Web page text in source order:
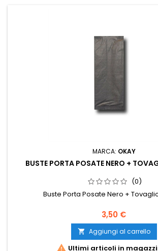
MARCA: OKAY
BUSTE PORTA POSATE NERO +
(0)
Buste Porta Posate Nero +
Prezzo
3,50 €
 Aggiungi al carrello
 Ultimi articoli in